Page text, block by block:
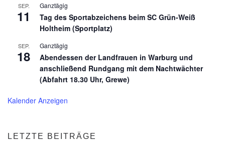
SEP.
11
Ganztägig
Tag des Sportabzeichens beim SC Grün-Weiß
Holtheim (Sportplatz)
SEP.
18
Ganztägig
Abendessen der Landfrauen in Warburg und
anschließend Rundgang mit dem Nachtwächter
(Abfahrt 18.30 Uhr, Grewe)
Kalender Anzeigen
LETZTE BEITRÄGE